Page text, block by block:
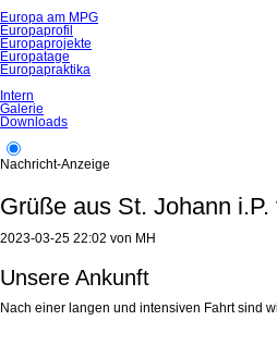
Europa am MPG
Europaprofil
Europaprojekte
Europatage
Europapraktika
Intern
Galerie
Downloads
Nachricht-Anzeige
Grüße aus St. Johann
2023-03-25 22:02 von MH
Unsere Ankunft
Nach einer langen und intensiven Fahrt sind